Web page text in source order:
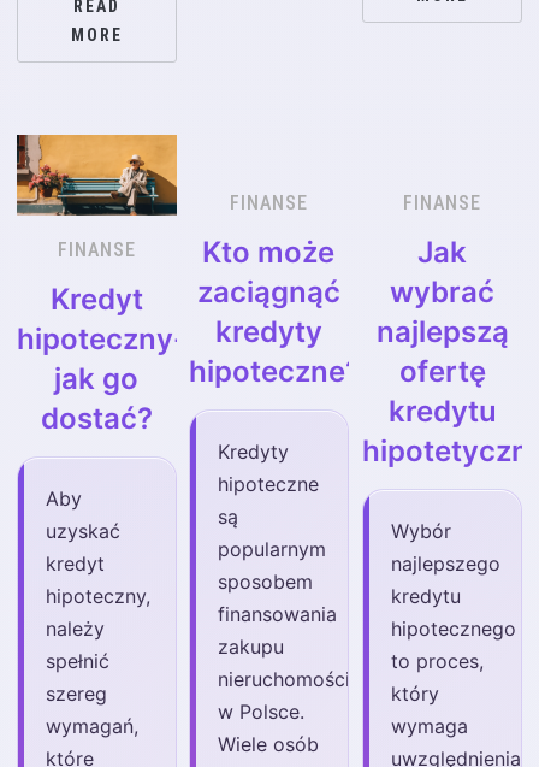
READ
MORE
FINANSE
Kredyt
hipoteczny-
jak go
dostać?
Aby
uzyskać
kredyt
hipoteczny,
należy
spełnić
szereg
wymagań,
które
FINANSE
Kto może
zaciągnąć
kredyty
hipoteczne?
Kredyty
hipoteczne
są
popularnym
sposobem
finansowania
zakupu
nieruchomości
w Polsce.
Wiele osób
FINANSE
Jak
wybrać
najlepszą
ofertę
kredytu
Wybór
najlepszego
kredytu
hipotecznego
to proces,
który
wymaga
uwzględnienia